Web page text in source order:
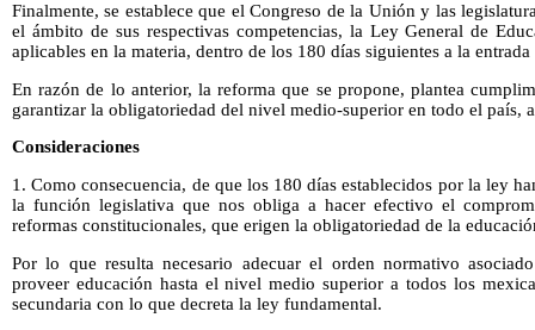
Finalmente, se establece que el Congreso de la Unión y las
el ámbito de sus respectivas competencias, la Ley General de
aplicables en la materia, dentro de los 180 días siguientes a la
En razón de lo anterior, la reforma que se propone, plantea
garantizar la obligatoriedad del nivel medio-superior en todo el país,
Consideraciones
1. Como consecuencia, de que los 180 días establecidos por la ley
la función legislativa que nos obliga a hacer efectivo el
reformas constitucionales, que erigen la obligatoriedad de la
Por lo que resulta necesario adecuar el orden normativo
proveer educación hasta el nivel medio superior a todos los
secundaria con lo que decreta la ley fundamental.